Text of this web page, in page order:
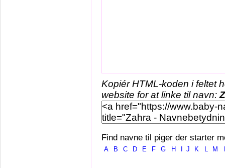
Kopiér HTML-koden i feltet
website for at linke til navn:
Find navne til piger der starter
A B C D E F G H J K L M